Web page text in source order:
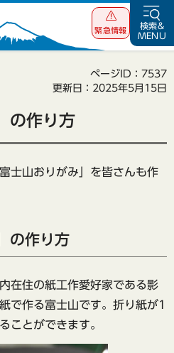
緊急情報
検索&
MENU
ページID：7537
更新日：2025年5月15日
の作り方
士山おりがみ」を皆さんも作
の作り方
在住の紙工作愛好家である影
で作る富士山です。折り紙が1
ことができます。